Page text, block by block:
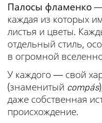
Палосы фламенко —
каждая из которых
листья и цветы.
отдельный стиль,
в огромной
У каждого — свой
(знаменитый compás
даже собственная
происхождение.